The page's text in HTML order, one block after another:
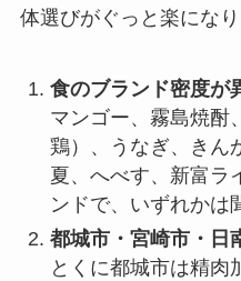
体選びがぐっと楽になり
食のブランド密度が
マンゴー、霧島焼酎
鶏）、うなぎ、きん
夏、へべす、新富ラ
ンドで、いずれかは
都城市・宮崎市・日
とくに都城市は精肉